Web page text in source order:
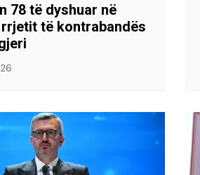
78 të dyshuar në
të kontrabandës